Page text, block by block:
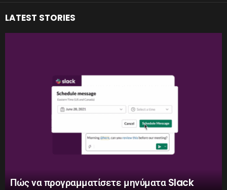
LATEST STORIES
Πώς να προγραμματίσετε μηνύματα Slack